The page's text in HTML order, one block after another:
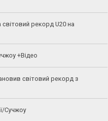
рекорд U20 на
+Відео
світовий рекорд з
Сучжоу